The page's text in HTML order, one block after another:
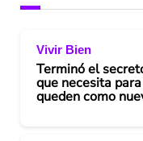
Vivir Bien
Terminó el
que necesita
queden como